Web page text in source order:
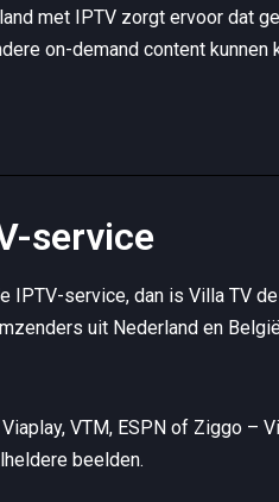
met IPTV zorgt ervoor dat
on-demand content
service
IPTV-service, dan is Villa TV
uit Nederland en
VTM, ESPN of Ziggo
beelden.